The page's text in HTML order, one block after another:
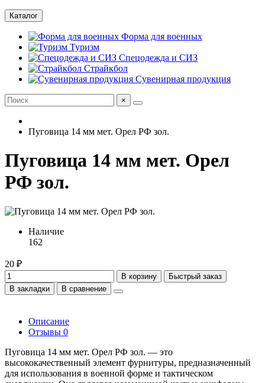
Каталог
Форма для военных
Туризм
Спецодежда и СИЗ
Страйкбол
Сувенирная продукция
×
Пуговица 14 мм мет. Орел РФ зол.
Пуговица 14 мм мет. Орел
РФ зол.
Наличие
162
20 ₽
В корзину
Быстрый заказ
В закладки
В сравнение
Описание
Отзывы 0
Пуговица 14 мм мет. Орел РФ зол. — это
высококачественный элемент фурнитуры, предназначенный
для использования в военной форме и тактическом